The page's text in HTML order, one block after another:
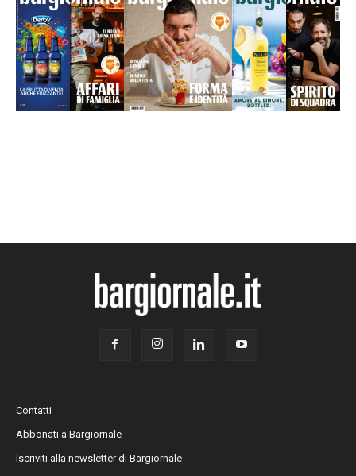
Contatti
Abbonati a Bargiornale
Iscriviti alla newsletter di Bargiornale